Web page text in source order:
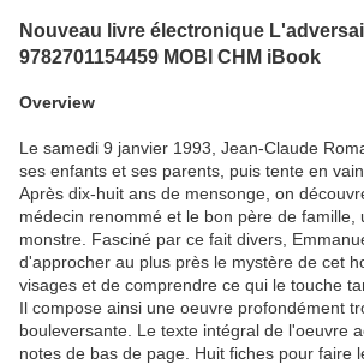
Nouveau livre électronique
9782701154459 MOBI CHM iBook
Overview
Le samedi 9 janvier 1993, Jean-Claude
ses enfants et ses parents, puis tente en
Après dix-huit ans de mensonge, on
médecin renommé et le bon père de famille,
monstre. Fasciné par ce fait divers,
d'approcher au plus près le mystère de cet
visages et de comprendre ce qui le touche
Il compose ainsi une oeuvre profondément
bouleversante. Le texte intégral de l'oeuvre
notes de bas de page. Huit fiches pour faire